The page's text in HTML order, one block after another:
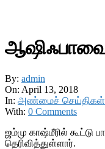
ஆஷிஃபாவை
By: admin
On: April 13, 2018
In: அண்மைச் செய்திகள்
With: 0 Comments
ஜம்மு காஷ்மீரில்
தெரிவித்துள்ளார்.